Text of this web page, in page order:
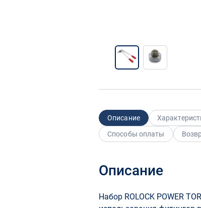
Описание
Способы оплаты
Описание
Набор ROLOCK POWER